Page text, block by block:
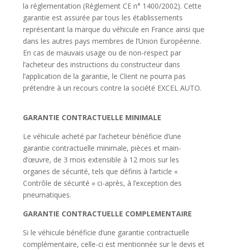
la réglementation (Règlement CE n° 1400/2002). Cette
garantie est assurée par tous les établissements
représentant la marque du véhicule en France ainsi que
dans les autres pays membres de l’Union Européenne.
En cas de mauvais usage ou de non-respect par
l’acheteur des instructions du constructeur dans
l’application de la garantie, le Client ne pourra pas
prétendre à un recours contre la société EXCEL AUTO.
GARANTIE CONTRACTUELLE MINIMALE
Le véhicule acheté par l’acheteur bénéficie d’une
garantie contractuelle minimale, pièces et main-
d’œuvre, de 3 mois extensible à 12 mois sur les
organes de sécurité, tels que définis à l’article «
Contrôle de sécurité » ci-après, à l’exception des
pneumatiques.
GARANTIE CONTRACTUELLE COMPLEMENTAIRE
Si le véhicule bénéficie d’une garantie contractuelle
complémentaire, celle-ci est mentionnée sur le devis et